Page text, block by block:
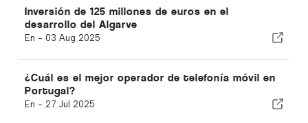
Inversión de 125 millones de euros en el
desarrollo del Algarve
En - 03 Aug 2025
¿Cuál es el mejor operador de telefonía móvil en
Portugal?
En - 27 Jul 2025